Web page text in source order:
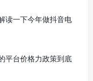
读一下今年做抖音电
台价格力政策到底